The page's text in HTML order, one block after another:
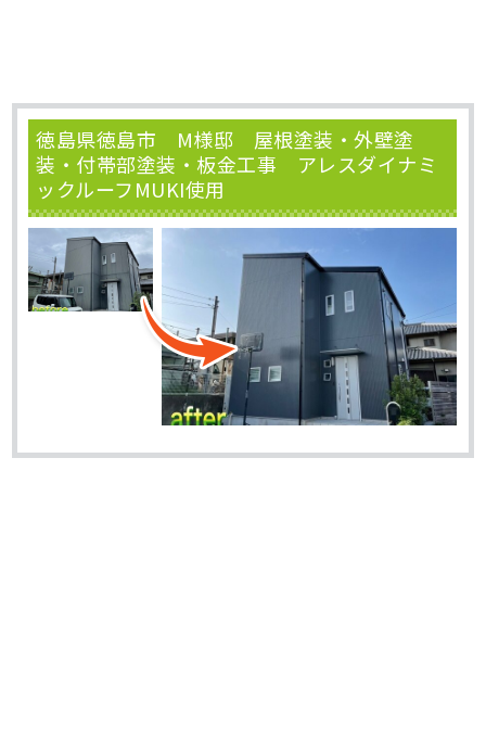
徳島県徳島市 M様邸 屋根塗装・外壁塗
装・付帯部塗装・板金工事 アレスダイナミ
ックルーフMUKI使用